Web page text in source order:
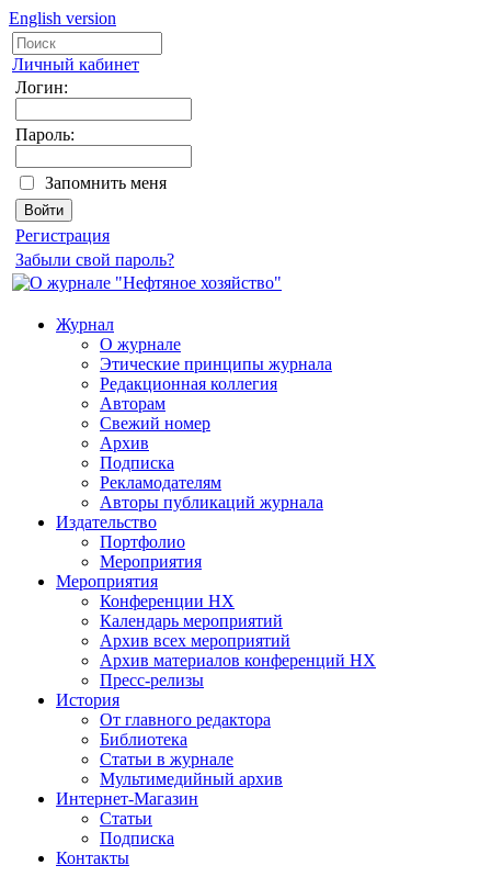
English version
Личный кабинет
Логин:
Пароль:
Запомнить меня
Регистрация
Забыли свой пароль?
Журнал
О журнале
Этические принципы журнала
Редакционная коллегия
Авторам
Свежий номер
Архив
Подписка
Рекламодателям
Авторы публикаций журнала
Издательство
Портфолио
Мероприятия
Мероприятия
Конференции НХ
Календарь мероприятий
Архив всех мероприятий
Архив материалов конференций НХ
Пресс-релизы
История
От главного редактора
Библиотека
Статьи в журнале
Мультимедийный архив
Интернет-Магазин
Статьи
Подписка
Контакты